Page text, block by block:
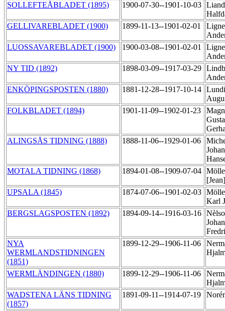
SOLLEFTEÅBLADET (1895)
1900-07-30--1901-10-03
GELLIVAREBLADET (1900)
1899-11-13--1901-02-01
LUOSSAVAREBLADET (1900)
1900-03-08--1901-02-01
NY TID (1892)
1898-03-09--1917-03-29
ENKÖPINGSPOSTEN (1880)
1881-12-28--1917-10-14
FOLKBLADET (1894)
1901-11-09--1902-01-23
ALINGSÅS TIDNING (1888)
1888-11-06--1929-01-06
MOTALA TIDNING (1868)
1894-01-08--1909-07-04
UPSALA (1845)
1874-07-06--1901-02-03
Karl
BERGSLAGSPOSTEN (1892)
1894-09-14--1916-03-16
NYA
WERMLANDSTIDNINGEN
(1851)
1899-12-29--1906-11-06
WERMLÄNDINGEN (1880) 1899-12-29--1906-11-06
WADSTENA LÄNS TIDNING
(1857)
1891-09-11--1914-07-19